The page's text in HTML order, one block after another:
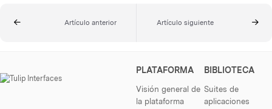
Artículo anterior Artículo siguiente
PLATAFORMA
Visión general de
la plataforma
BIBLIOTECA
Suites de
aplicaciones